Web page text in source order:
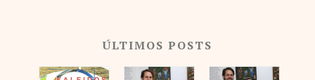
ÚLTIMOS POSTS